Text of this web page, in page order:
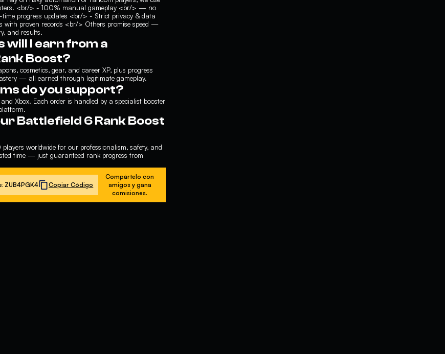
<br/> - 100% manual gameplay <br/> — no
progress updates <br/> - Strict privacy & data
with proven records <br/> Others promise speed —
and results.
will I earn from a
Boost?
cosmetics, gear, and career XP, plus progress
— all earned through legitimate gameplay.
do you support?
Xbox. Each order is handled by a specialist booster
Battlefield 6 Rank Boost
players worldwide for our professionalism, safety, and
time — just guaranteed rank progress from
ZUB4PGK4 Copiar Código
Compártelo con
amigos y gana
comisiones.